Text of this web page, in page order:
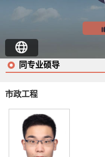
同专业硕导
市政工程